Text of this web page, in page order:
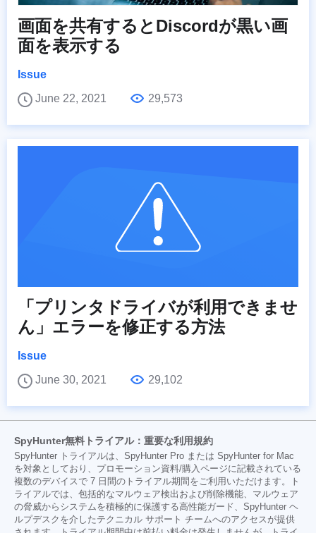
画面を共有するとDiscordが黒い画
面を表示する
Issue
June 22, 2021
29,573
「プリンタドライバが利用できませ
ん」エラーを修正する方法
Issue
June 30, 2021
29,102
SpyHunter無料トライアル：重要な利用規約
SpyHunter トライアルは、SpyHunter Pro または SpyHunter for Mac
を対象としており、プロモーション資料/購入ページに記載されている
複数のデバイスで 7 日間のトライアル期間をご利用いただけます。ト
ライアルでは、包括的なマルウェア検出および削除機能、マルウェア
の脅威からシステムを積極的に保護する高性能ガード、SpyHunter ヘ
ルプデスクを介したテクニカル サポート チームへのアクセスが提供